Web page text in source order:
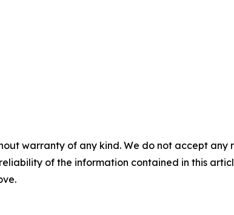
warranty of any kind. We do not accept
of the information contained in this